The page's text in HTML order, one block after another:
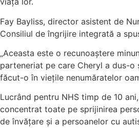
Fay Bayliss, director asistent de
Consiliul de îngrijire integrată a
„Aceasta este o recunoaștere
parteneriat pe care Cheryl a dus-o
făcut-o în viețile nenumăratelor
Lucrând pentru NHS timp de 10
concentrat toate pe sprijinirea
de învățare și a persoanelor cu